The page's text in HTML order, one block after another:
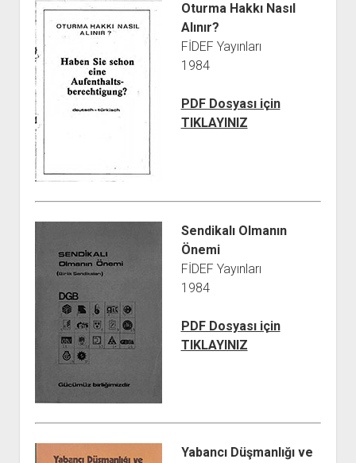
Oturma Hakkı Nasıl
Alınır?
FİDEF Yayınları
1984
PDF Dosyası için
TIKLAYINIZ
Sendikalı Olmanın
Önemi
FİDEF Yayınları
1984
PDF Dosyası için
TIKLAYINIZ
Yabancı Düşmanlığı ve